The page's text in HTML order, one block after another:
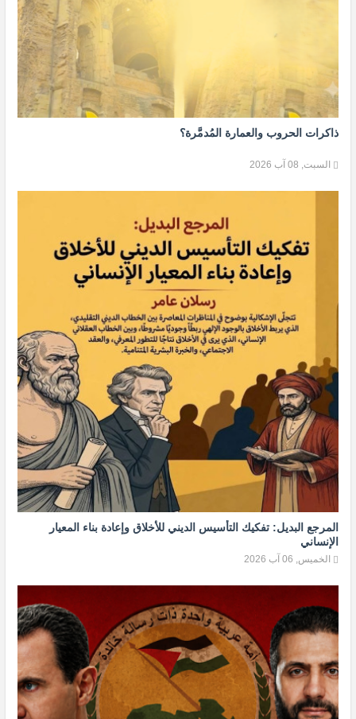
ذاكرات الحروب والعمارة المُدمَّرة؟
السبت, 08 آب 2026
المرجع البديل: تفكيك التأسيس الديني للأخلاق وإعادة بناء المعيار
الإنساني
الخميس, 06 آب 2026